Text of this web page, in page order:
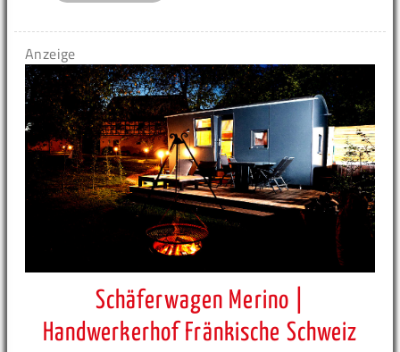
Anzeige
Schäferwagen Merino |
Handwerkerhof Fränkische Schweiz